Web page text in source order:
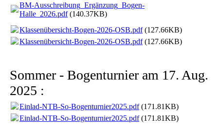
BM-Ausschreibung_Ergänzung_Bogen-
Halle_2026.pdf(140.37KB)
Klassenübersicht-Bogen-2026-OSB.pdf(127.66KB)
Klassenübersicht-Bogen-2026-OSB.pdf(127.66KB)
Sommer - Bogenturnier am 17. Aug.
2025 :
Einlad-NTB-So-Bogenturnier2025.pdf(171.81KB)
Einlad-NTB-So-Bogenturnier2025.pdf(171.81KB)